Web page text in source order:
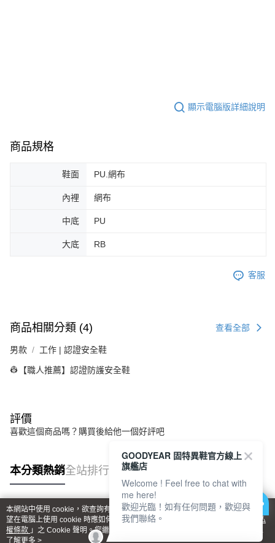
顯示電腦版詳細說明
商品規格
鞋面 PU.網布
內裡 網布
中底 PU
大底 RB
客服
商品相關分類 (4) 查看全部
男款 工作 | 認證安全鞋
👷【職人推薦】認證防護安全鞋
評價
喜歡這個商品嗎？購買後給他一個好評吧
本分類熱銷全站排行
熱門標籤
本網站中使用 cookie，欲查詢有關本網站使用 cookie 方式之詳情，及若您不希
望在電腦上使用 cookie 時應如何變更電腦的 cookie 設定，請參閱本網站「
隱私
權條款 」之 Cookie 聲明。您繼續使用本網站即表示您同意本公司得按本網站使
用條款之 Cookie 聲明使用 cookie。
了解更多 >
GOODYEAR 固特異鞋官方線上
旗艦店
Welcome ! Feel free to chat with
me here!
歡迎光臨！如有任何問題，歡迎與
我們聯絡。